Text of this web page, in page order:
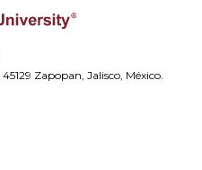
Zapopan, Jalisco, México.